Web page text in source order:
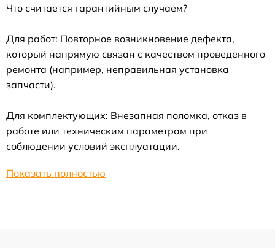
Что считается гарантийным случаем?
Для работ: Повторное возникновение дефекта,
который напрямую связан с качеством проведенного
ремонта (например, неправильная установка
запчасти).
Для комплектующих: Внезапная поломка, отказ в
работе или техническим параметрам при
соблюдении условий эксплуатации.
Показать полностью